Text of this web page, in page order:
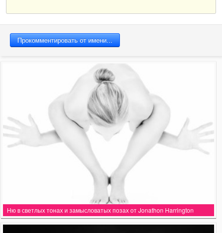
Ню в светлых тонах и замысловатых позах от Jonathon Harrington